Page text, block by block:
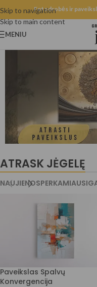
Skip to navigation
Skip to main content
Fotodrobės ir
MENIU
ATRASK JĖGELĘ
NAUJIENOSPERKAMIAUSI
Paveikslas Spalvų
Konvergencija